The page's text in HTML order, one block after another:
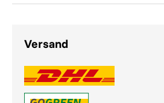
Versand